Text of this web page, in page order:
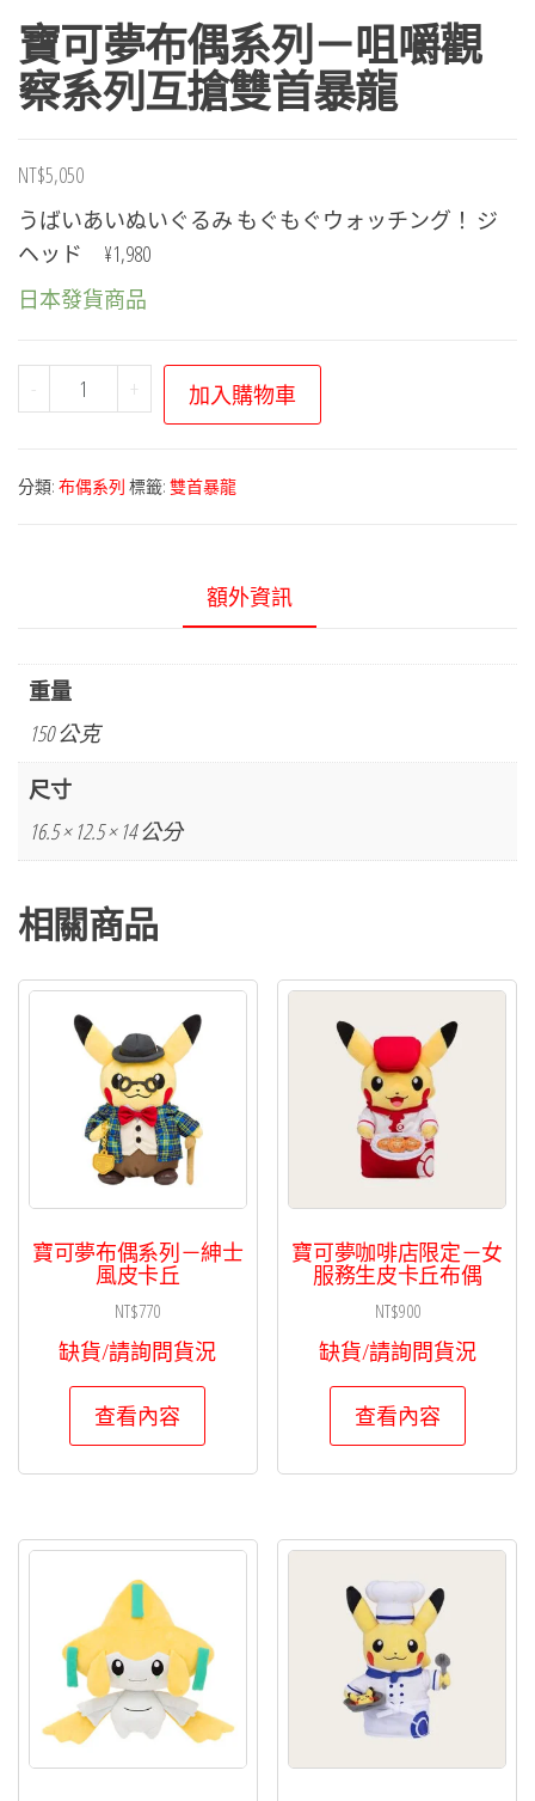
寶可夢布偶系列－咀嚼觀
察系列互搶雙首暴龍
NT$5,050
うばいあいぬいぐるみ もぐもぐウォッチング！ ジ
ヘッド ¥1,980
日本發貨商品
-
可
布
嚼
察
系
互
雙
首
暴
+ 加入購物車
分類: 布偶系列 標籤: 雙首暴龍
額外資訊
重量
150 公克
尺寸
16.5 × 12.5 × 14 公分
相關商品
寶可夢布偶系列－紳士
風皮卡丘
NT$770
缺貨/請詢問貨況
查看內容
寶可夢咖啡店限定－女
服務生皮卡丘布偶
NT$900
缺貨/請詢問貨況
查看內容